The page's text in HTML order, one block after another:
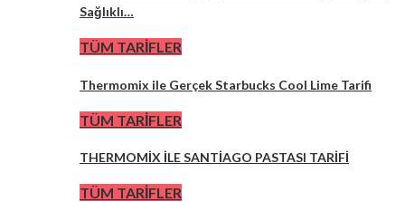
Sağlıklı…
TÜM TARİFLER
Thermomix ile Gerçek Starbucks Cool Lime Tarifi
TÜM TARİFLER
THERMOMİX İLE SANTİAGO PASTASI TARİFİ
TÜM TARİFLER